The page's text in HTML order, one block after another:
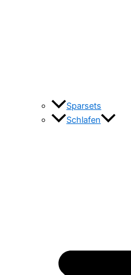
Sparsets
Schlafen